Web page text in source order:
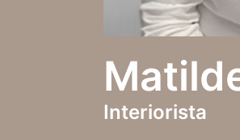
Interiorista